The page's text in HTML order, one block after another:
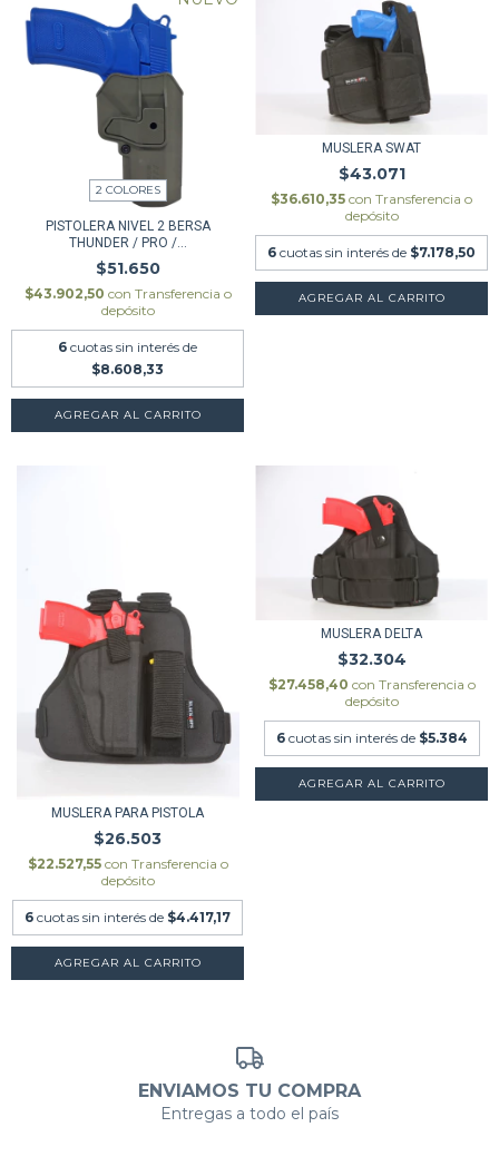
2 COLORES
PISTOLERA NIVEL 2 BERSA
THUNDER / PRO /...
$51.650
$43.902,50 con Transferencia o
depósito
6 cuotas sin interés de
$8.608,33
AGREGAR AL CARRITO
MUSLERA SWAT
$43.071
$36.610,35 con Transferencia o
depósito
6 cuotas sin interés de $7.178,50
MUSLERA PARA PISTOLA
$26.503
$22.527,55 con Transferencia o
depósito
6 cuotas sin interés de $4.417,17
MUSLERA DELTA
$32.304
$27.458,40 con Transferencia o
depósito
6 cuotas sin interés de $5.384
ENVIAMOS TU COMPRA
Entregas a todo el país